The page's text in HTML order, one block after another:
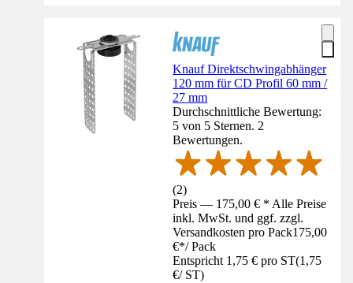
Knauf Direktschwingabhänger
120 mm für CD Profil 60 mm /
27 mm
Durchschnittliche Bewertung:
5 von 5 Sternen. 2
Bewertungen.
(2)
Preis — 175,00 € * Alle Preise
inkl. MwSt. und ggf. zzgl.
Versandkosten pro Pack175,00
€*/ Pack
Entspricht 1,75 € pro ST(1,75
€/ ST)